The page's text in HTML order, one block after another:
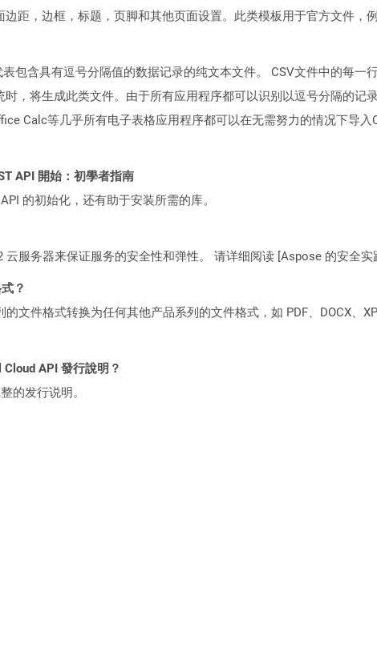
距，边框，标题，页脚和其他页面设置。此类模板用于官方文件，
包含具有逗号分隔值的数据记录的纯文本文件。 CSV文件中的每一
，将生成此类文件。由于所有应用程序都可以识别以逗号分隔的记
Calc等几乎所有电子表格应用程序都可以在无需努力的情况下导
API 開始：初學者指南
的初始化，还有助于安装所需的库。
云服务器来保证服务的安全性和弹性。 请详细阅读 [Aspose 的安全
？
文件格式转换为任何其他产品系列的文件格式，如 PDF、DOCX、
API 發行說明？
的发行说明。